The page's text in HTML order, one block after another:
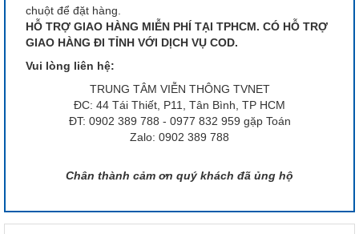
chuột để đặt hàng.
HỖ TRỢ GIAO HÀNG MIỄN PHÍ TẠI TPHCM. CÓ HỖ TRỢ
GIAO HÀNG ĐI TỈNH VỚI DỊCH VỤ COD.
Vui lòng liên hệ:
TRUNG TÂM VIỄN THÔNG TVNET
ĐC: 44 Tái Thiết, P11, Tân Bình, TP HCM
ĐT: 0902 389 788 - 0977 832 959 gặp Toán
Zalo: 0902 389 788
Chân thành cảm ơn quý khách đã ủng hộ